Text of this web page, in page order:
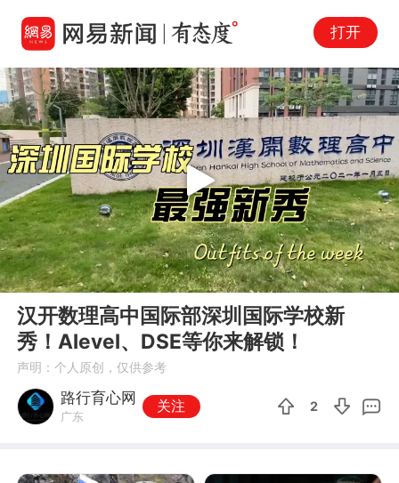
打开
00:00 00:21
Play
汉开数理高中国际部深圳国际学校新
秀！Alevel、DSE等你来解锁！
声明：个人原创，仅供参考
路行育心网
广东
关注 2